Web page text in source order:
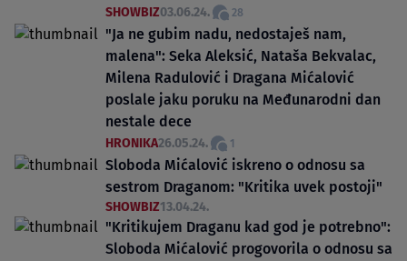
SHOWBIZ03.06.24. 28
"Ja ne gubim nadu, nedostaješ nam,
malena": Seka Aleksić, Nataša Bekvalac,
Milena Radulović i Dragana Mićalović
poslale jaku poruku na Međunarodni dan
nestale dece
HRONIKA26.05.24. 1
Sloboda Mićalović iskreno o odnosu sa
sestrom Draganom: "Kritika uvek postoji"
SHOWBIZ13.04.24.
"Kritikujem Draganu kad god je potrebno":
Sloboda Mićalović progovorila o odnosu sa